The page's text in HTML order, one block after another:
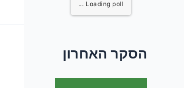
Loading poll ...
הסקר האחרון